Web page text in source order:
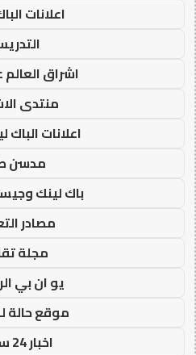
اعلانات
اشراق العالم
منتدى
اعلانات الباك
مدسن
باك لينك
مصادر
مجلة
يو ان بي
موقع حالة
اخبار 24 ساعة